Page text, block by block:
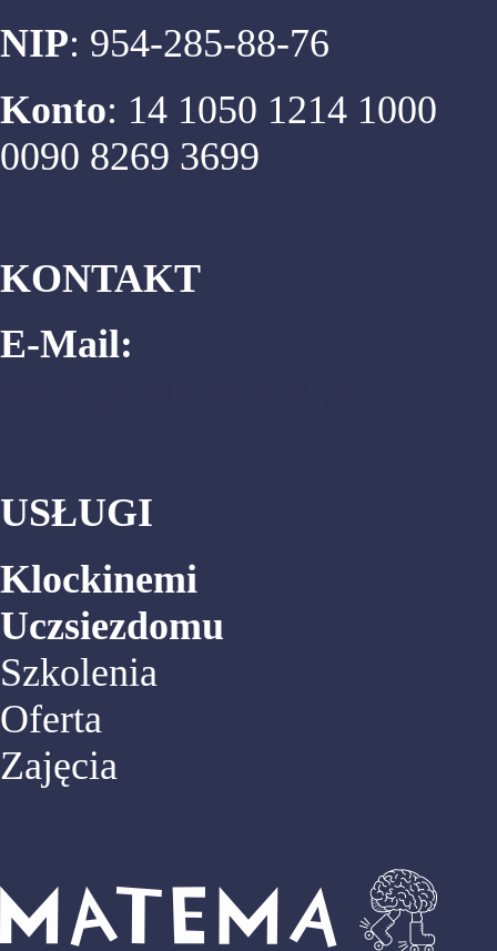
NIP: 954-285-88-76
Konto: 14 1050 1214 1000
0090 8269 3699
KONTAKT
E-Mail:
USŁUGI
Klockinemi
Uczsiezdomu
Szkolenia
Oferta
Zajęcia